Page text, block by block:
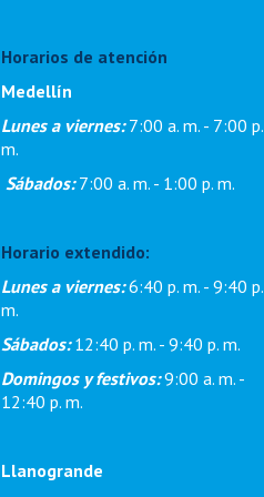
Horarios de atención
Medellín
Lunes a viernes:7:00 a. m. - 7:00 p.
m.
Sábados:7:00 a. m. - 1:00 p. m.
Horario extendido:
Lunes a viernes:6:40 p. m. - 9:40 p.
m.
Sábados:12:40 p. m. - 9:40 p. m.
Domingos y festivos:9:00 a. m. -
12:40 p. m.
Llanogrande